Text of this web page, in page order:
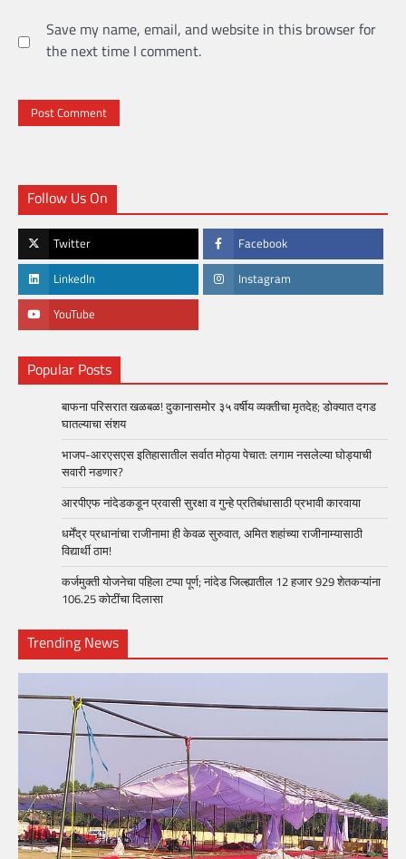
Save my name, email, and website in this browser for
the next time I comment.
Follow Us On
Twitter Facebook
LinkedIn Instagram
YouTube
Popular Posts
बाफना परिसरात खळबळ! दुकानासमोर ३५ वर्षीय व्यक्तीचा मृतदेह; डोक्यात दगड
घातल्याचा संशय
भाजप-आरएसएस इतिहासातील सर्वात मोठ्या पेचात: लगाम नसलेल्या घोड्याची
सवारी नडणार?
आरपीएफ नांदेडकडून प्रवासी सुरक्षा व गुन्हे प्रतिबंधासाठी प्रभावी कारवाया
धर्मेंद्र प्रधानांचा राजीनामा ही केवळ सुरुवात, अमित शहांच्या राजीनाम्यासाठी
विद्यार्थी ठाम!
कर्जमुक्ती योजनेचा पहिला टप्पा पूर्ण; नांदेड जिल्ह्यातील 12 हजार 929 शेतकऱ्यांना
106.25 कोटींचा दिलासा
Trending News